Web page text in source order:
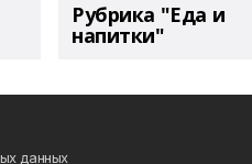
Рубрика "Еда и
напитки"
данных